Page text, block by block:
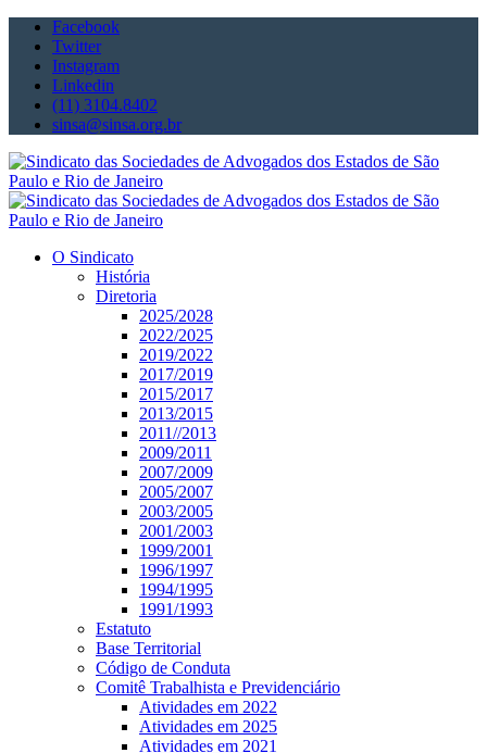
Facebook
Twitter
Instagram
Linkedin
(11) 3104.8402
sinsa@sinsa.org.br
O Sindicato
História
Diretoria
2025/2028
2022/2025
2019/2022
2017/2019
2015/2017
2013/2015
2011//2013
2009/2011
2007/2009
2005/2007
2003/2005
2001/2003
1999/2001
1996/1997
1994/1995
1991/1993
Estatuto
Base Territorial
Código de Conduta
Comitê Trabalhista e Previdenciário
Atividades em 2022
Atividades em 2025
Atividades em 2021